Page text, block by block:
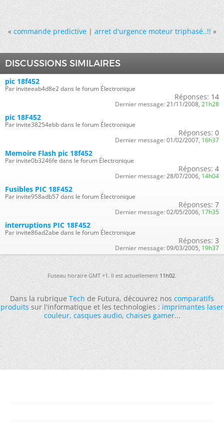
« commande predictive|arret d'urgence moteur triphasé..!! »
DISCUSSIONS SIMILAIRES
pic 18f452
Par inviteeab4d8e2 dans le forum Électronique
Réponses: 14
Dernier message: 21/11/2008, 21h28
pic 18F452
Par invite38254ebb dans le forum Électronique
Réponses: 0
Dernier message: 01/02/2007, 16h37
Memoire Flash pic 18f452
Par invite0b3246fe dans le forum Électronique
Réponses: 4
Dernier message: 28/07/2006, 14h04
Fusibles PIC 18F452
Par invite958adb57 dans le forum Électronique
Réponses: 7
Dernier message: 02/05/2006, 17h35
interruptions PIC 18F452
Par invite86ad2abe dans le forum Électronique
Réponses: 3
Dernier message: 09/03/2005, 19h37
Fuseau horaire GMT +1. Il est actuellement11h02.
Dans la rubriqueTechde Futura, découvrez noscomparatifs
produitssur l'informatique et les technologies :imprimantes laser
couleur,casques audio,chaises gamer...